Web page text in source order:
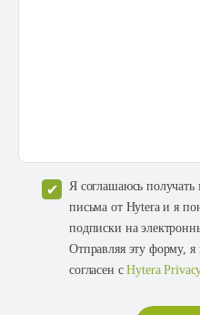
Я соглашаюсь получать
письма от Hytera и я
подписки на
Отправляя эту форму,
согласен сHytera